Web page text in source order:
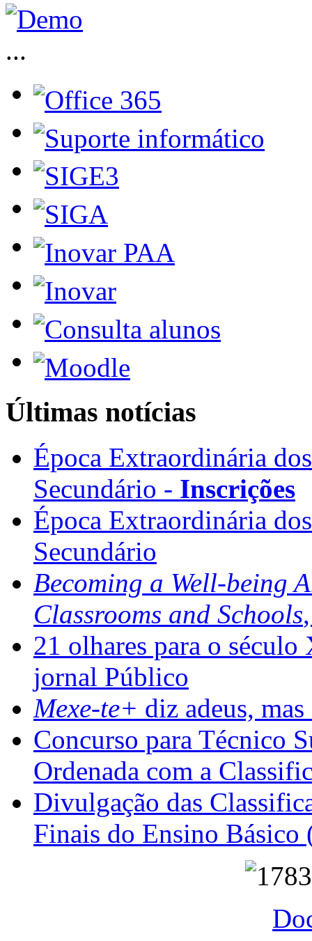
...
Últimas notícias
Época Extraordinária
Secundário - Inscrições
Época Extraordinária
Secundário
Becoming a Well-being
Classrooms and Schools
21 olhares para o
jornal Público
Mexe-te+ diz adeus,
Concurso para Técnico
Ordenada com a
Divulgação das
Finais do Ensino Básico